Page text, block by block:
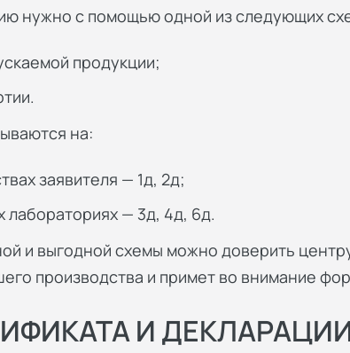
нужно с помощью одной из следующих
продукции;
на:
заявителя — 1д, 2д;
лабораториях — 3д, 4д, 6д.
и выгодной схемы можно доверить
производства и примет во внимание
И